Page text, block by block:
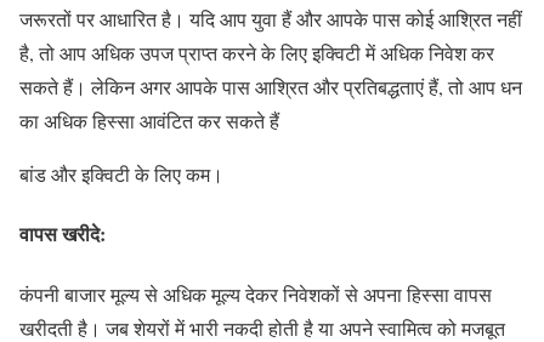
जरूरतों पर आधारित है। यदि आप युवा हैं और आपके पास कोई आश्रित नहीं
है, तो आप अधिक उपज प्राप्त करने के लिए इक्विटी में अधिक निवेश कर
सकते हैं। लेकिन अगर आपके पास आश्रित और प्रतिबद्धताएं हैं, तो आप धन
का अधिक हिस्सा आवंटित कर सकते हैं
बांड और इक्विटी के लिए कम।
वापस खरीदे:
कंपनी बाजार मूल्य से अधिक मूल्य देकर निवेशकों से अपना हिस्सा वापस
खरीदती है। जब शेयरों में भारी नकदी होती है या अपने स्वामित्व को मजबूत